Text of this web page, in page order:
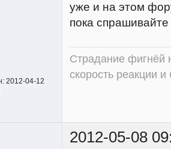
2012-04-12
уже и на этом
пока спрашивайте
Страдание фигнёй
скорость реакции
2012-05-08